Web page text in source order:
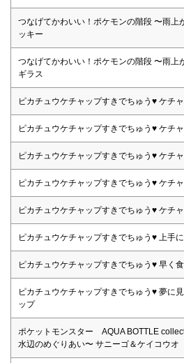
つなげてかわいい！ポケモンの階段 〜雨上
ッキー
つなげてかわいい！ポケモンの階段 〜雨上
ギラス
ピカチュウケチャップすきでちゅう♥ ケチ
ピカチュウケチャップすきでちゅう♥ ケチ
ピカチュウケチャップすきでちゅう♥ ケチ
ピカチュウケチャップすきでちゅう♥ ケチ
ピカチュウケチャップすきでちゅう♥ ケチ
ピカチュウケチャップすきでちゅう♥ 上手
ピカチュウケチャップすきでちゅう♥ 早く
ピカチュウケチャップすきでちゅう♥ 夢に
ップ
ポケットモンスター AQUA BOTTLE
水辺のめぐりあい〜 サニーゴ＆ケイコウオ